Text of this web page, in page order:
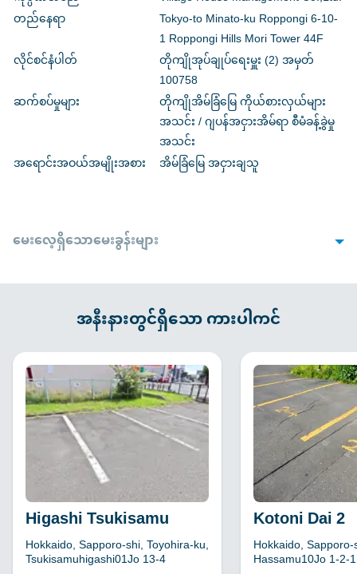
တည်နေရာ
Tokyo-to Minato-ku Roppongi 6-10-
1 Roppongi Hills Mori Tower 44F
လိုင်စင်နံပါတ်
တိုကျိုအုပ်ချုပ်ရေးမှူး (2) အမှတ်
100758
ဆက်စပ်မှုများ
တိုကျိုအိမ်ခြံမြေ ကိုယ်စားလှယ်များ
အသင်း / ဂျပန်အငှားအိမ်ရာ စီမံခန့်ခွဲမှု
အသင်း
အရောင်းအဝယ်အမျိုးအစား
အိမ်ခြံမြေ အငှားချသူ
မေးလေ့ရှိသောမေးခွန်းများ
Q 1. လက်လွှာတင်သည့်အခါ လိုအပ်သောစာရွက်စာတမ်းများ
စာချုပ်ချုပ်ဆိုထားသောကားပါကင်အပေါ်မူတည်၍ ကွဲပြားမှုများရှိနိုင်
ပါသည်။အောက်ပါစာရွက်စာတမ်းများလိုအပ်ပါမည် : ယာဥ်မောင်းလိုင်စင် ၊
ရပ်ထားသောယာဉ်များအတွက် ယာဉ်စစ်ဆေးရေးလက်မှတ် ၊ ကားအာမခံ
လက်မှတ် ၊ (ကုမ္ပဏီအမည်ဖြင့်စာချုပ်ချုပ်သည့်အခါ) 3လအတွင်း
ထုတ်ထားသော မှတ်ပုံတင်ထားသောစာရွက်စာတမ်း
အနီးနားတွင်ရှိသော ကားပါကင်
Higashi Tsukisamu
Hokkaido, Sapporo-shi, Toyohira-ku,
Tsukisamuhigashi01Jo 13-4
Kotoni Dai 2
Hokkaido,
Hassamu10Jo 1-2-1